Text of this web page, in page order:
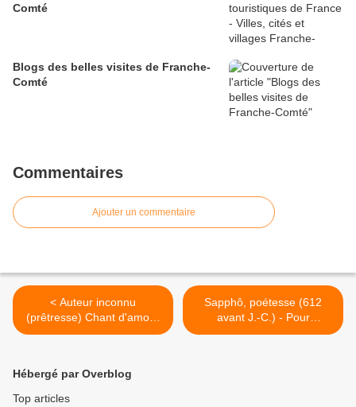
Comté
Blogs des belles visites de Franche-
Comté
Commentaires
Ajouter un commentaire
< Auteur inconnu
(prêtresse) Chant d'amour
pour Shu-Sin (vers 2000 av.
Sapphô, poétesse (612
avant J.-C.) - Pour
Androméda, une
Hébergé par Overblog
Top articles